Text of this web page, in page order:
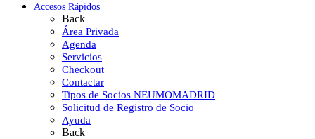
Accesos Rápidos
Back
Área Privada
Agenda
Servicios
Checkout
Contactar
Tipos de Socios NEUMOMADRID
Solicitud de Registro de Socio
Ayuda
Back